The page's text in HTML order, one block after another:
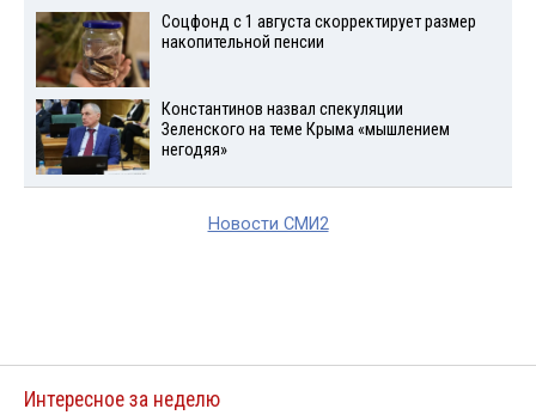
Соцфонд с 1 августа скорректирует размер
накопительной пенсии
Константинов назвал спекуляции
Зеленского на теме Крыма «мышлением
негодяя»
Новости СМИ2
Интересное за неделю